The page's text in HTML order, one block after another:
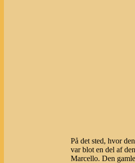
På det sted, hvor
var blot en del af
Marcello. Den